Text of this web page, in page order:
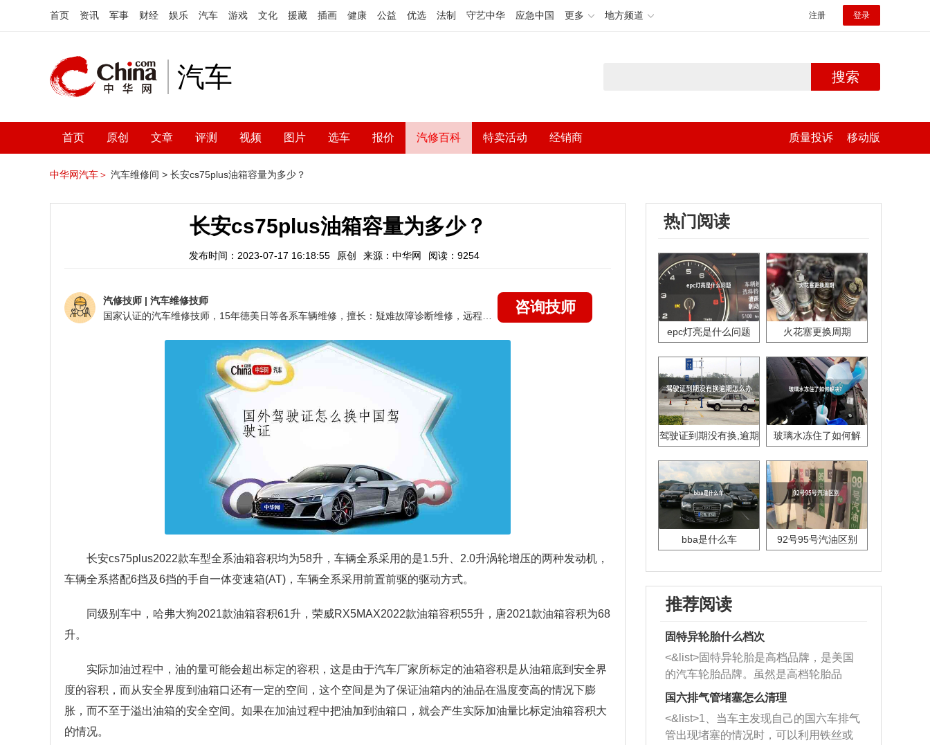
首页 资讯 军事 财经 娱乐 汽车 游戏 文化 援藏 插画 健康 公益 优选 法制 守艺中华 应急中国 更多 地方频道 注册 登录
汽车 搜索
首页 原创 文章 评测 视频 图片 选车 报价 汽修百科 特卖活动 经销商 质量投诉 移动版
中华网汽车＞ 汽车维修间 > 长安cs75plus油箱容量为多少？
长安cs75plus油箱容量为多少？
发布时间：2023-07-17 16:18:55 原创 来源：中华网 阅读：9254
汽修技师 | 汽车维修技师
咨询技师
长安cs75plus2022款车型全系油箱容积均为58升，车辆全系采用的是1.5升、2.0升涡轮增压的两种发动机，
车辆全系搭配6挡及6挡的手自一体变速箱(AT)，车辆全系采用前置前驱的驱动方式。
同级别车中，哈弗大狗2021款油箱容积61升，荣威RX5MAX2022款油箱容积55升，唐2021款油箱容积为68
升。
实际加油过程中，油的量可能会超出标定的容积，这是由于汽车厂家所标定的油箱容积是从油箱底到安全界
度的容积，而从安全界度到油箱口还有一定的空间，这个空间是为了保证油箱内的油品在温度变高的情况下膨
胀，而不至于溢出油箱的安全空间。如果在加油过程中把油加到油箱口，就会产生实际加油量比标定油箱容积大
的情况。
热门阅读
epc灯亮是什么问题 火花塞更换周期
驾驶证到期没有换,逾期
玻璃水冻住了如何解
bba是什么车 92号95号汽油区别
推荐阅读
固特异轮胎什么档次
<&list>固特异轮胎是高档品牌，是美国
的汽车轮胎品牌。虽然是高档轮胎品
牌，但是中高低端的轮胎都有生产，这
也是为了更好的开拓市场。
国六排气管堵塞怎么清理
<&list>1、当车主发现自己的国六车排气
管出现堵塞的情况时，可以利用铁丝或